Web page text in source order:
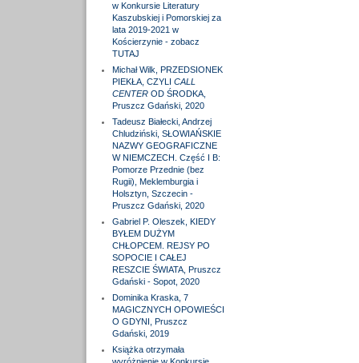
w Konkursie Literatury
Kaszubskiej i Pomorskiej za
lata 2019-2021 w
Kościerzynie - zobacz
TUTAJ
Michał Wilk, PRZEDSIONEK
PIEKŁA, CZYLI CALL
CENTEROD ŚRODKA,
Pruszcz Gdański, 2020
Tadeusz Białecki, Andrzej
Chludziński, SŁOWIAŃSKIE
NAZWY GEOGRAFICZNE
W NIEMCZECH. Część I B:
Pomorze Przednie (bez
Rugii), Meklemburgia i
Holsztyn, Szczecin -
Pruszcz Gdański, 2020
Gabriel P. Oleszek, KIEDY
BYŁEM DUŻYM
CHŁOPCEM. REJSY PO
SOPOCIE I CAŁEJ
RESZCIE ŚWIATA, Pruszcz
Gdański - Sopot, 2020
Dominika Kraska, 7
MAGICZNYCH OPOWIEŚCI
O GDYNI, Pruszcz
Gdański, 2019
Książka otrzymała